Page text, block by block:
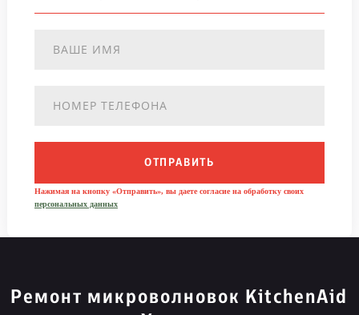
ОТПРАВИТЬ
Нажимая на кнопку «Отправить», вы даете согласие на обработку своих
персональных данных
Ремонт микроволновок KitchenAid